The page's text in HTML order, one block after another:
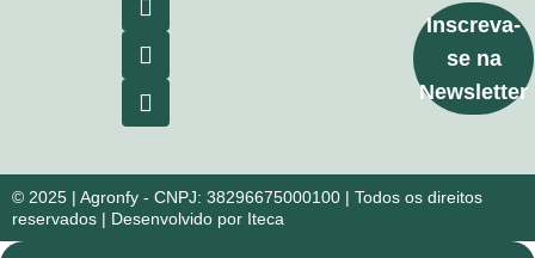
Inscreva-
se na
Newsletter
© 2025 | Agronfy - CNPJ: 38296675000100 | Todos os direitos
reservados | Desenvolvido por Iteca